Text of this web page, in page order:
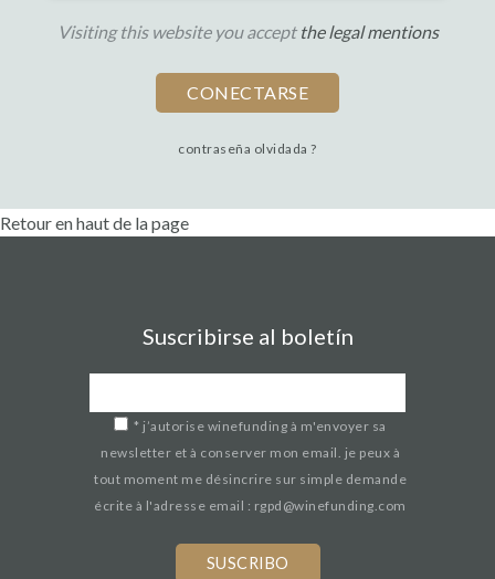
Visiting this website you accept the legal mentions
contraseña olvidada ?
Retour en haut de la page
Suscribirse al boletín
* j’autorise winefunding à m'envoyer sa
newsletter et à conserver mon email. je peux à
tout moment me désincrire sur simple demande
écrite à l'adresse email : rgpd@winefunding.com